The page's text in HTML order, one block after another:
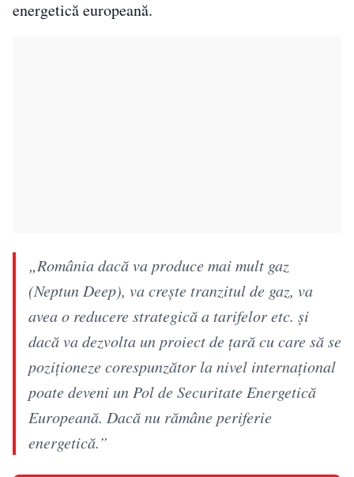
energetică europeană.
„România dacă va produce mai mult gaz
(Neptun Deep), va crește tranzitul de gaz, va
avea o reducere strategică a tarifelor etc. și
dacă va dezvolta un proiect de țară cu care să se
poziționeze corespunzător la nivel internațional
poate deveni un Pol de Securitate Energetică
Europeană. Dacă nu rămâne periferie
energetică.”